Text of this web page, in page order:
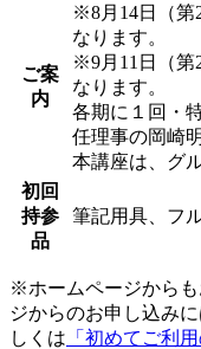
ご案
内
※8月14日（第
なります。
※9月11日（第
なります。
各期に１回・
任理事の岡崎
本講座は、グ
初回
持参
品
筆記用具、フ
※ホームページから
ジからのお申し込み
しくは 「初めてご利用